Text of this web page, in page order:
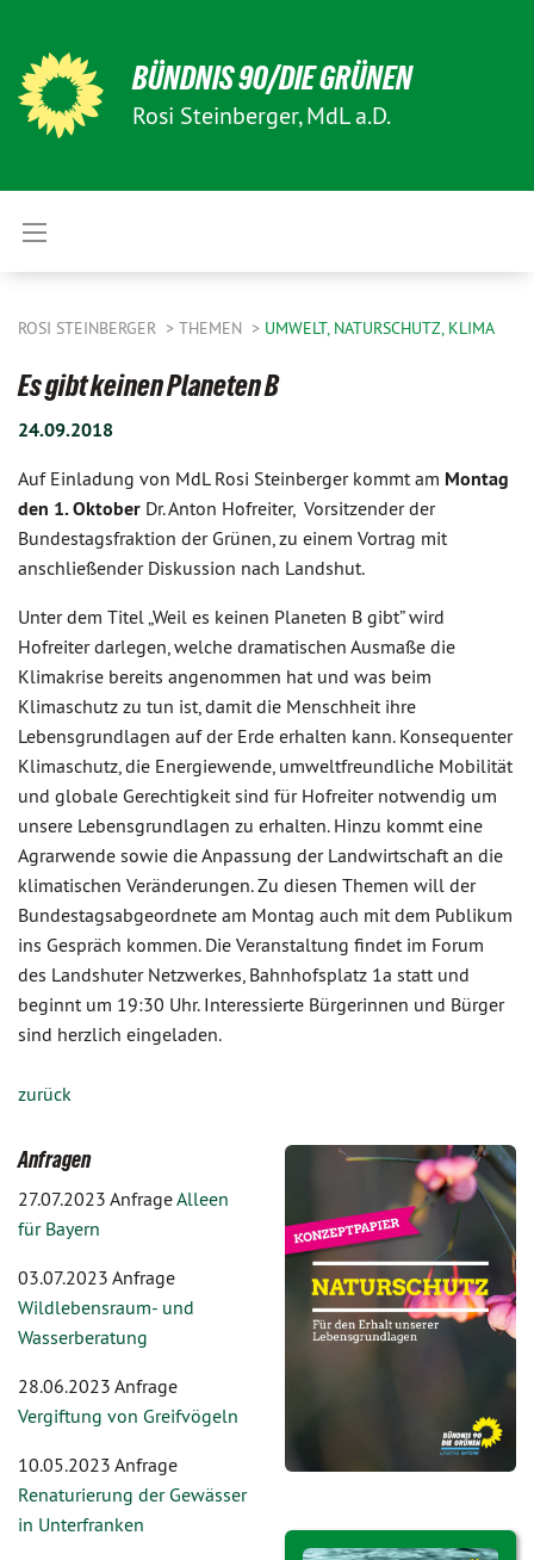
BÜNDNIS 90/DIE GRÜNEN
Rosi Steinberger, MdL a.D.
ROSI STEINBERGER THEMEN UMWELT, NATURSCHUTZ, KLIMA
Es gibt keinen Planeten B
24.09.2018
Auf Einladung von MdL Rosi Steinberger kommt am Montag
den 1. Oktober Dr. Anton Hofreiter, Vorsitzender der
Bundestagsfraktion der Grünen, zu einem Vortrag mit
anschließender Diskussion nach Landshut.
Unter dem Titel „Weil es keinen Planeten B gibt” wird
Hofreiter darlegen, welche dramatischen Ausmaße die
Klimakrise bereits angenommen hat und was beim
Klimaschutz zu tun ist, damit die Menschheit ihre
Lebensgrundlagen auf der Erde erhalten kann. Konsequenter
Klimaschutz, die Energiewende, umweltfreundliche Mobilität
und globale Gerechtigkeit sind für Hofreiter notwendig um
unsere Lebensgrundlagen zu erhalten. Hinzu kommt eine
Agrarwende sowie die Anpassung der Landwirtschaft an die
klimatischen Veränderungen. Zu diesen Themen will der
Bundestagsabgeordnete am Montag auch mit dem Publikum
ins Gespräch kommen. Die Veranstaltung findet im Forum
des Landshuter Netzwerkes, Bahnhofsplatz 1a statt und
beginnt um 19:30 Uhr. Interessierte Bürgerinnen und Bürger
sind herzlich eingeladen.
zurück
Anfragen
27.07.2023 AnfrageAlleen
für Bayern
03.07.2023 Anfrage
Wildlebensraum- und
Wasserberatung
28.06.2023 Anfrage
Vergiftung von Greifvögeln
10.05.2023 Anfrage
Renaturierung der Gewässer
in Unterfranken